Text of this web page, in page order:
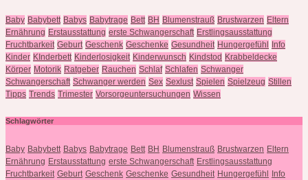
Baby Babybett Babys Babytrage Bett BH Blumenstrauß Brustwarzen Eltern
Ernährung Erstausstattung erste Schwangerschaft Erstlingsausstattung
Fruchtbarkeit Geburt Geschenk Geschenke Gesundheit Hungergefühl
Info
Kinder KInderbett Kinderlosigkeit Kinderwunsch Kindstod Krabbeldecke
Körper Motorik Ratgeber Rauchen Schlaf Schlafen Schwanger
Schwangerschaft Schwanger werden Sex Sexlust Spielen Spielzeug Stillen
Tipps Trends Trimester Vorsorgeuntersuchungen Wissen
Schlagwörter
Baby Babybett Babys Babytrage Bett BH Blumenstrauß Brustwarzen Eltern
Ernährung Erstausstattung erste Schwangerschaft Erstlingsausstattung
Fruchtbarkeit Geburt Geschenk Geschenke Gesundheit Hungergefühl
Info